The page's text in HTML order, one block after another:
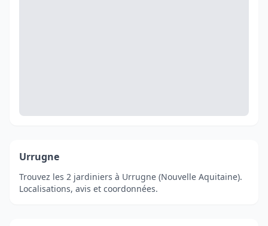
Urrugne
Trouvez les 2 jardiniers à Urrugne (Nouvelle Aquitaine).
Localisations, avis et coordonnées.